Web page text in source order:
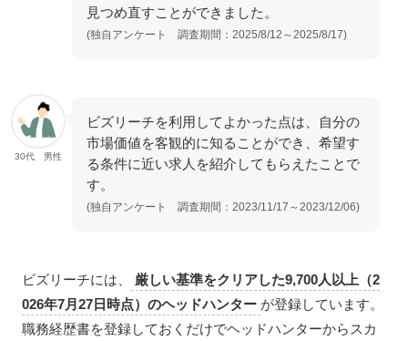
見つめ直すことができました。
(独自アンケート 調査期間：2025/8/12～2025/8/17)
30代 男性
ビズリーチを利用してよかった点は、自分の
市場価値を客観的に知ることができ、希望す
る条件に近い求人を紹介してもらえたことで
す。
(独自アンケート 調査期間：2023/11/17～2023/12/06)
ビズリーチには、
厳しい基準をクリアした9,700人以上（2
026年7月27日時点）のヘッドハンター が登録しています。
職務経歴書を登録しておくだけでヘッドハンターからスカ